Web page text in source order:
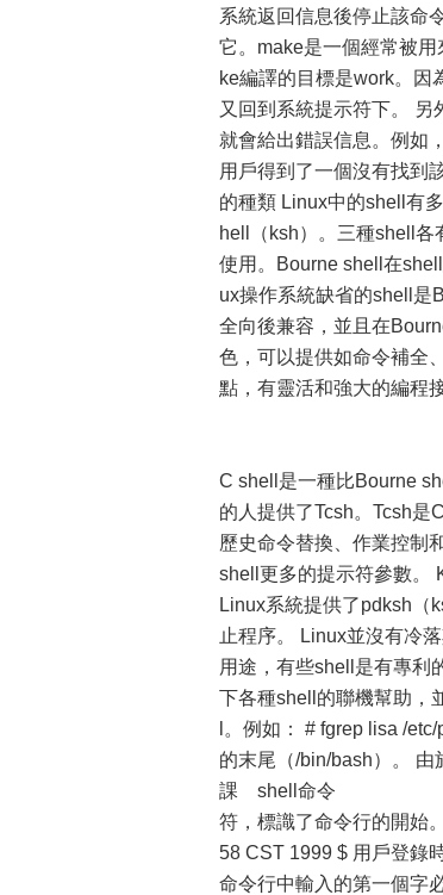
系統返回信息後停止該命
它。make是一個經常被用
ke編譯的目標是work。因
又回到系統提示符下。 另
就會給出錯誤信息。例如
用戶得到了一個沒有找到
的種類 Linux中的shell有
hell（ksh）。三種shell
使用。Bourne shell在
ux操作系統缺省的shell是
全向後兼容，並且在
色，可以提供如命令補全
點，有靈活和強大的編程
C shell是一種比Bourne
的人提供了Tcsh。Tcsh是
歷史命令替換、作業控制
shell更多的提示符參數。
Linux系統提供了pdksh（
止程序。 Linux並沒有冷
用途，有些shell是有專利
下各種shell的聯機幫助，
l。例如： # fgrep lisa /
的末尾（/bin/bash）。
課 shell命令 2000年/
符，標識了命令行的開始
58 CST 1999 $ 用戶登錄
命令行中輸入的第一個字